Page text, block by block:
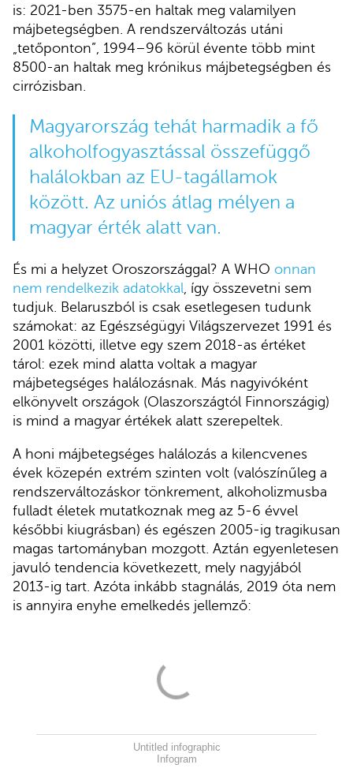
is: 2021-ben 3575-en haltak meg valamilyen
májbetegségben. A rendszerváltozás utáni
„tetőponton”, 1994–96 körül évente több mint
8500-an haltak meg krónikus májbetegségben és
cirrózisban.
Magyarország tehát harmadik a fő
alkoholfogyasztással összefüggő
halálokban az EU-tagállamok
között. Az uniós átlag mélyen a
magyar érték alatt van.
És mi a helyzet Oroszországgal? A WHO onnan
nem rendelkezik adatokkal , így összevetni sem
tudjuk. Belaruszból is csak esetlegesen tudunk
számokat: az Egészségügyi Világszervezet 1991 és
2001 közötti, illetve egy szem 2018-as értéket
tárol: ezek mind alatta voltak a magyar
májbetegséges halálozásnak. Más nagyivóként
elkönyvelt országok (Olaszországtól Finnországig)
is mind a magyar értékek alatt szerepeltek.
A honi májbetegséges halálozás a kilencvenes
évek közepén extrém szinten volt (valószínűleg a
rendszerváltozáskor tönkrement, alkoholizmusba
fulladt életek mutatkoznak meg az 5-6 évvel
későbbi kiugrásban) és egészen 2005-ig tragikusan
magas tartományban mozgott. Aztán egyenletesen
javuló tendencia következett, mely nagyjából
2013-ig tart. Azóta inkább stagnálás, 2019 óta nem
is annyira enyhe emelkedés jellemző:
Untitled infographic
Infogram